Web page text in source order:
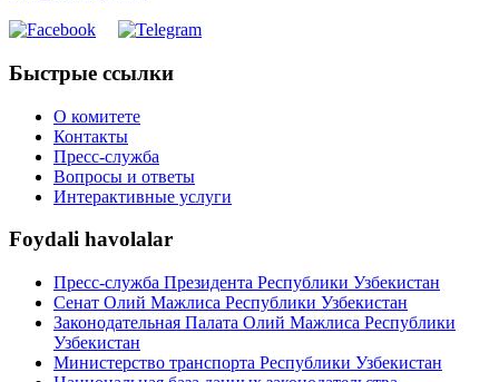
Быстрые ссылки
О комитете
Контакты
Пресс-служба
Вопросы и ответы
Интерактивные услуги
Foydali havolalar
Пресс-служба Президента Республики Узбекистан
Сенат Олий Мажлиса Республики Узбекистан
Законодательная Палата Олий Мажлиса Республики
Узбекистан
Министерство транспорта Республики Узбекистан